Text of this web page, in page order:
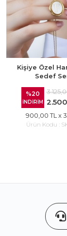
Kişiye Özel
Sedef
%20
İNDİRİM
900,00 TL x
Ürün Kodu :